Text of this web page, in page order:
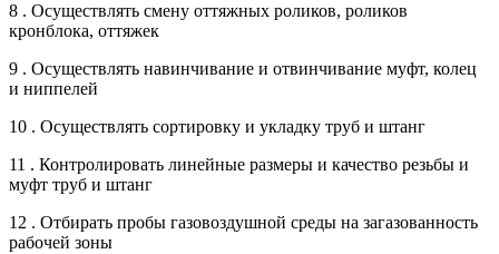
8 . Осуществлять смену оттяжных роликов, роликов
кронблока, оттяжек
9 . Осуществлять навинчивание и отвинчивание муфт, колец
и ниппелей
10 . Осуществлять сортировку и укладку труб и штанг
11 . Контролировать линейные размеры и качество резьбы и
муфт труб и штанг
12 . Отбирать пробы газовоздушной среды на загазованность
рабочей зоны